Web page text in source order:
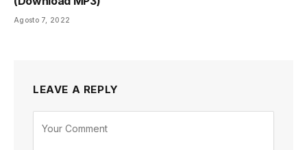
Agosto 7, 2022
LEAVE A REPLY